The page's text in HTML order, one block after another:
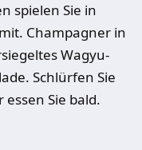
spielen Sie in
Champagner in
Wagyu-
Schlürfen Sie
Sie bald.